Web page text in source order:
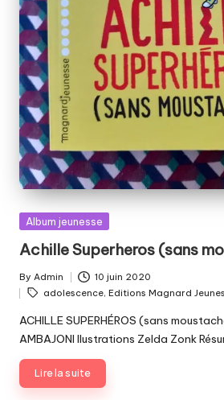
Posted
Album jeunesse
Achille Superheros (sans
Posted
by
By Admin 10 juin 2020
Tags:
adolescence, Editions Magnard
ACHILLE SUPERHÉROS (sans
AMBAJONI llustrations Zelda Zonk
Lire la suite